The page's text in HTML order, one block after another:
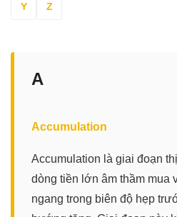
Y Z
A
Accumulation
Accumulation là giai đoạn
dòng tiền lớn âm thầm mua
ngang trong biên độ hẹp